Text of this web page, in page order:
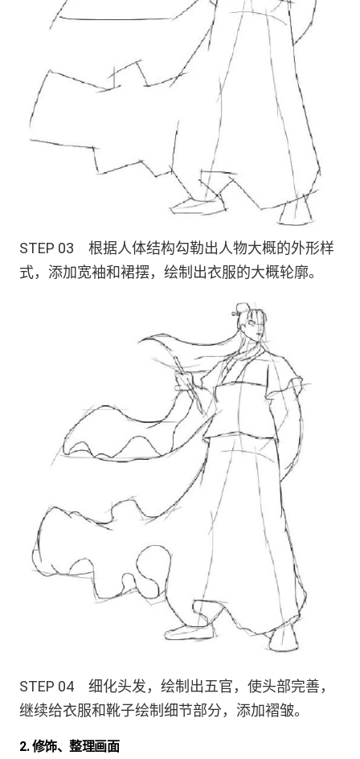
STEP 03 根据人体结构勾勒出人物大概的外形样
式，添加宽袖和裙摆，绘制出衣服的大概轮廓。
STEP 04 细化头发，绘制出五官，使头部完善，
继续给衣服和靴子绘制细节部分，添加褶皱。
2. 修饰、整理画面